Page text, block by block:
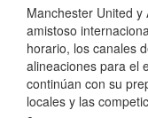
Manchester United
amistoso
horario, los canales
alineaciones para el
continúan con su
locales y las